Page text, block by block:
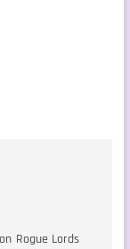
Rogue Lords